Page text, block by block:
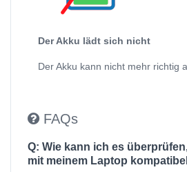
Der Akku lädt sich nicht
Der Akku kann nicht mehr richtig
FAQs
Q: Wie kann ich es
mit meinem Laptop